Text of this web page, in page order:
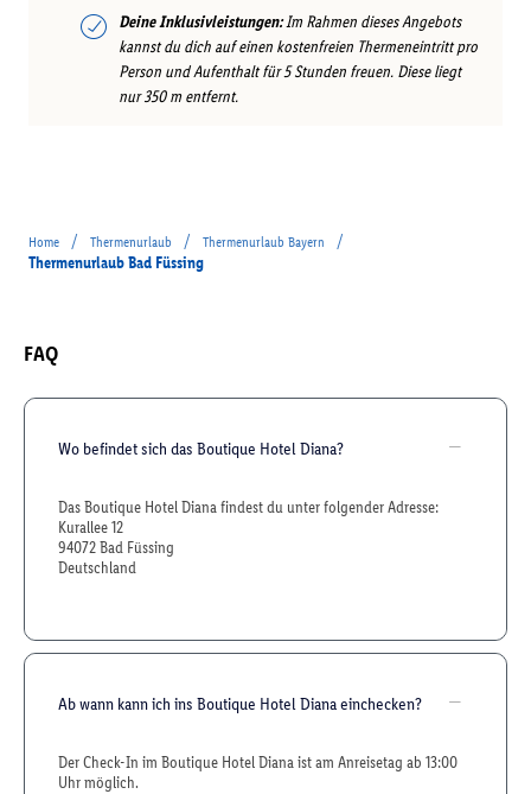
Deine Inklusivleistungen:Im Rahmen dieses Angebots
kannst du dich auf einen kostenfreien Thermeneintritt pro
Person und Aufenthalt für 5 Stunden freuen. Diese liegt
nur 350 m entfernt.
Home / Thermenurlaub / Thermenurlaub Bayern
/
Thermenurlaub Bad Füssing
FAQ
Wo befindet sich das Boutique Hotel Diana?
Das Boutique Hotel Diana findest du unter folgender Adresse:
Kurallee 12
94072 Bad Füssing
Deutschland
Ab wann kann ich ins Boutique Hotel Diana einchecken?
Der Check-In im Boutique Hotel Diana ist am Anreisetag ab 13:00
Uhr möglich.